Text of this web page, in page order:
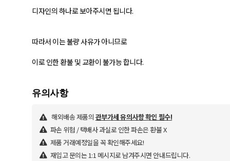
디자인의 하나로 보아주시면 됩니다.
따라서 이는 불량 사유가 아니므로
이로 인한 환불 및 교환이 불가능 합니다.
유의사항
해외배송 제품의 관부가세 유의사항 확인 필수!
파손 위험 / 택배사 과실로 인한 파손은 환불 X
제품 거래예정일을 꼭 확인해주세요!
재입고 문의는 1:1 메시지로 남겨주시면 안내드립니다.